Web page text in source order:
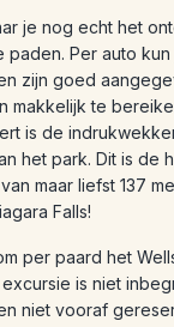
je nog echt het
Per auto
zijn goed
makkelijk te
is de
het park. Dit is de
maar liefst 137
Falls!
per paard het
is niet
niet vooraf